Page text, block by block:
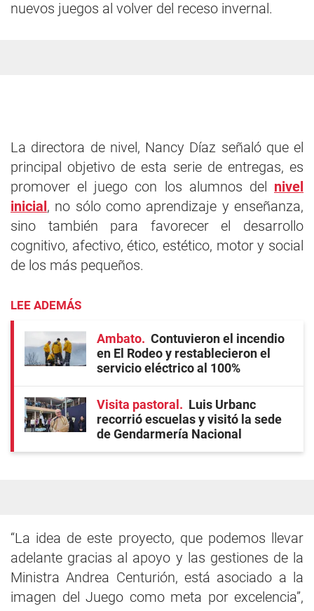
nuevos juegos al volver del receso invernal.
La directora de nivel, Nancy Díaz señaló que el
principal objetivo de esta serie de entregas, es
promover el juego con los alumnos del nivel
inicial , no sólo como aprendizaje y enseñanza,
sino también para favorecer el desarrollo
cognitivo, afectivo, ético, estético, motor y social
de los más pequeños.
LEE ADEMÁS
Ambato
Contuvieron el incendio
en El Rodeo y restablecieron el
servicio eléctrico al 100%
Visita pastoral
Luis Urbanc
recorrió escuelas y visitó la sede
de Gendarmería Nacional
“La idea de este proyecto, que podemos llevar
adelante gracias al apoyo y las gestiones de la
Ministra Andrea Centurión, está asociado a la
imagen del Juego como meta por excelencia”,